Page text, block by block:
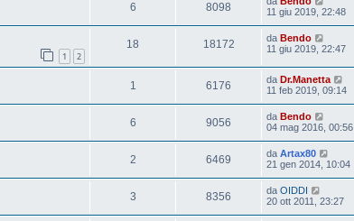
6 8098
11 giu 2019, 22:48
1 2
18 18172 da Bendo
11 giu 2019, 22:47
1 6176 da Dr.Manetta
11 feb 2019, 09:14
6 9056 da Bendo
04 mag 2016, 00:56
2 6469 da Artax80
21 gen 2014, 10:04
3 8356 da OIDDI
20 ott 2011, 23:27